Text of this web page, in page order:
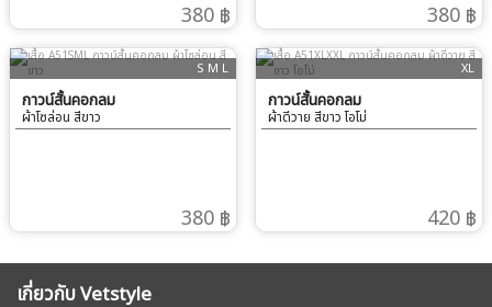
380 ฿ 380 ฿
S M L
กาวน์สั้นคอกลม
ผ้าโซล่อน สีขาว
380 ฿
XL
กาวน์สั้นคอกลม
ผ้าดีวาย สีขาว โอโม่
420 ฿
เกี่ยวกับ Vetstyle